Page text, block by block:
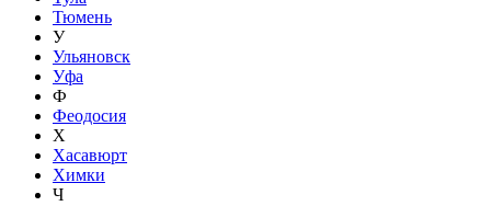
Тюмень
У
Ульяновск
Уфа
Ф
Феодосия
Х
Хасавюрт
Химки
Ч